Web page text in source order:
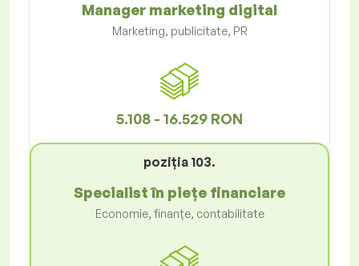
Manager marketing digital
Marketing, publicitate, PR
5.108 - 16.529 RON
poziţia 103.
Specialist în piețe financiare
Economie, finanțe, contabilitate